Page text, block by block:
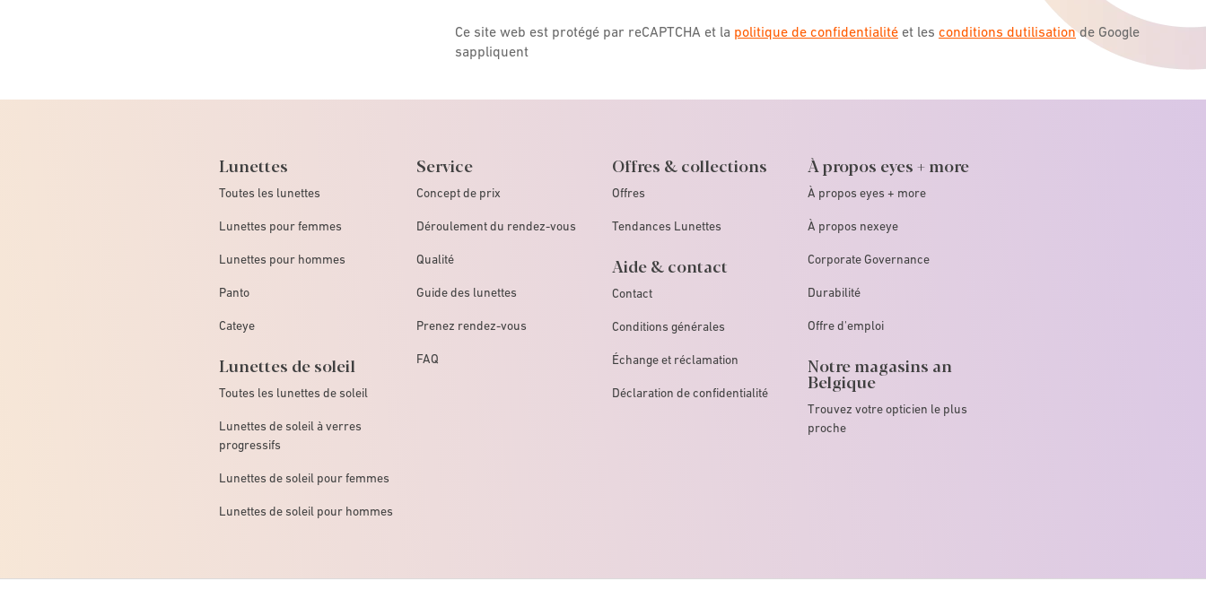
Ce site web est protégé par reCAPTCHA et la politique de confidentialité et les conditions dutilisationde Google
sappliquent
Lunettes
Toutes les lunettes
Lunettes pour femmes
Lunettes pour hommes
Panto
Cateye
Lunettes de soleil
Toutes les lunettes de soleil
Lunettes de soleil à verres
progressifs
Lunettes de soleil pour femmes
Lunettes de soleil pour hommes
Service
Concept de prix
Déroulement du rendez-vous
Qualité
Guide des lunettes
Prenez rendez-vous
FAQ
Offres & collections
Offres
Tendances Lunettes
Aide & contact
Contact
Conditions générales
Échange et réclamation
Déclaration de confidentialité
À propos eyes + more
À propos eyes + more
À propos nexeye
Corporate Governance
Durabilité
Offre d'emploi
Notre magasins an
Belgique
Trouvez votre opticien le plus
proche